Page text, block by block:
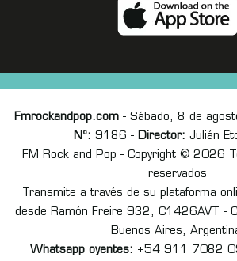
Fmrockandpop.com- Sábado, 8 de
Nº: 9186 - Director: Julián
FM Rock and Pop - Copyright © 2026
reservados
Transmite a través de su plataforma
desde Ramón Freire 932, C1426AVT -
Buenos Aires,
Whatsapp oyentes: +54 911 7082